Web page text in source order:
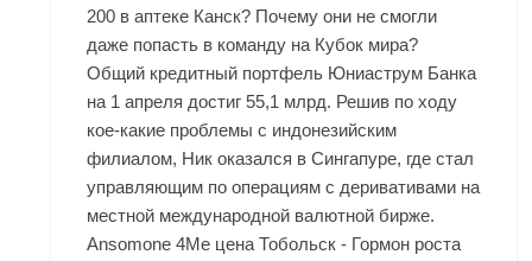
200 в аптеке Канск? Почему они не смогли
даже попасть в команду на Кубок мира?
Общий кредитный портфель Юниаструм Банка
на 1 апреля достиг 55,1 млрд. Решив по ходу
кое-какие проблемы с индонезийским
филиалом, Ник оказался в Сингапуре, где стал
управляющим по операциям с деривативами на
местной международной валютной бирже.
Ansomone 4Me цена Тобольск - Гормон роста